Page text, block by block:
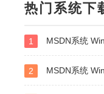
热门系统下
1 MSDN系统
2 MSDN系统